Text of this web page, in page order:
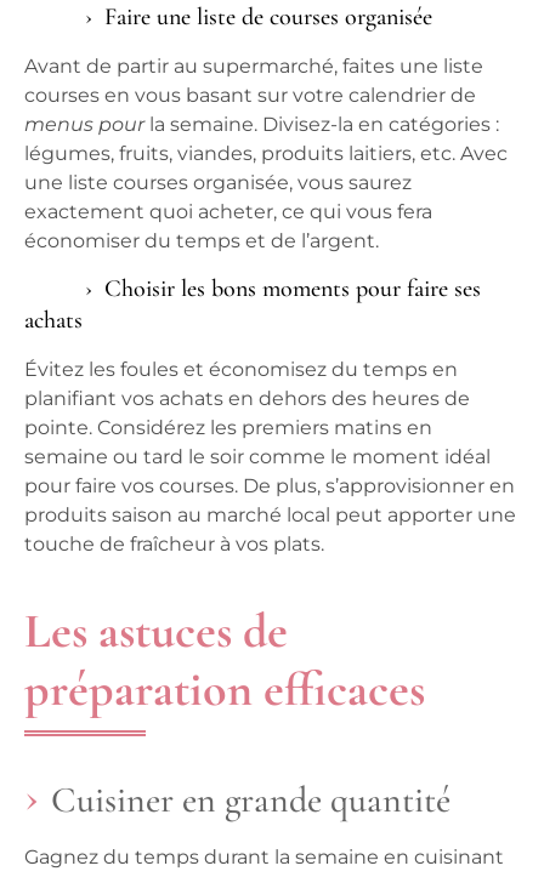
Faire une liste de courses organisée
Avant de partir au supermarché, faites une liste
courses en vous basant sur votre calendrier de
menus pourla semaine. Divisez-la en catégories :
légumes, fruits, viandes, produits laitiers, etc. Avec
une liste courses organisée, vous saurez
exactement quoi acheter, ce qui vous fera
économiser du temps et de l’argent.
Choisir les bons moments pour faire ses
achats
Évitez les foules et économisez du temps en
planifiant vos achats en dehors des heures de
pointe. Considérez les premiers matins en
semaine ou tard le soir comme le moment idéal
pour faire vos courses. De plus, s’approvisionner en
produits saison au marché local peut apporter une
touche de fraîcheur à vos plats.
Les astuces de
préparation efficaces
Cuisiner en grande quantité
Gagnez du temps durant la semaine en cuisinant